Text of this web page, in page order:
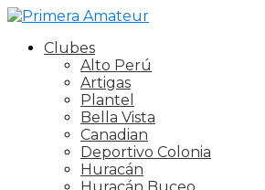
Clubes
Alto Perú
Artigas
Plantel
Bella Vista
Canadian
Deportivo Colonia
Huracán